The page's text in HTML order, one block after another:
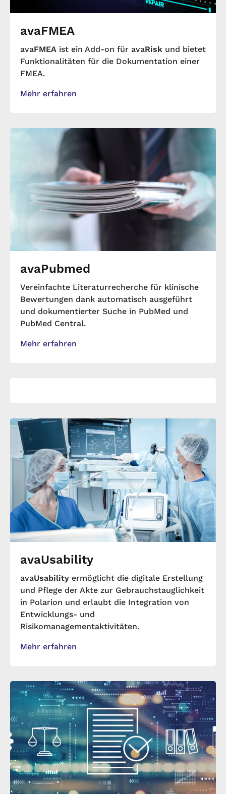
avaFMEA
avaFMEA ist ein Add-on für avaRisk und bietet
Funktionalitäten für die Dokumentation einer
FMEA.
Mehr erfahren
avaPubmed
Vereinfachte Literaturrecherche für klinische
Bewertungen dank automatisch ausgeführt
und dokumentierter Suche in PubMed und
PubMed Central.
Mehr erfahren
avaUsability
avaUsability ermöglicht die digitale Erstellung
und Pflege der Akte zur Gebrauchstauglichkeit
in Polarion und erlaubt die Integration von
Entwicklungs- und
Risikomanagementaktivitäten.
Mehr erfahren